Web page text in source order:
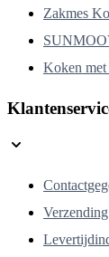
Zakmes
Koken met